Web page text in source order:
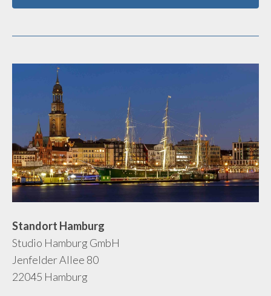
Standort Hamburg
Studio Hamburg GmbH
Jenfelder Allee 80
22045 Hamburg